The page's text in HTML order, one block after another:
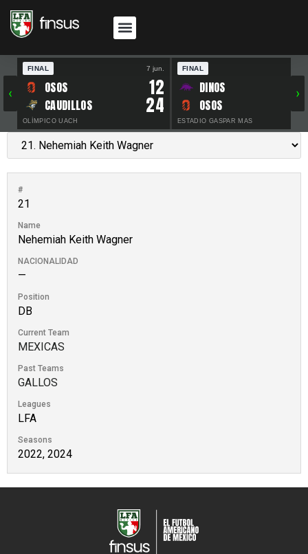
‹
FINAL 7 jun.
OSOS 12
CAUDILLOS 24
OLÍMPICO UACH
FINAL
DINOS
OSOS
ESTADIO GASPAR MAS
›
#
21
Name
Nehemiah Keith Wagner
NACIONALIDAD
—
Position
DB
Current Team
MEXICAS
Past Teams
GALLOS
Leagues
LFA
Seasons
2022, 2024